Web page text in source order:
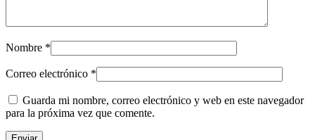
Nombre *
Correo electrónico *
Guarda mi nombre, correo electrónico y web en este navegador
para la próxima vez que comente.